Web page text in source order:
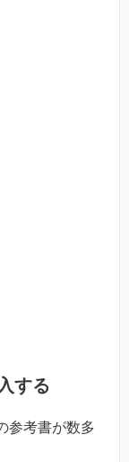
する
参考書が数多